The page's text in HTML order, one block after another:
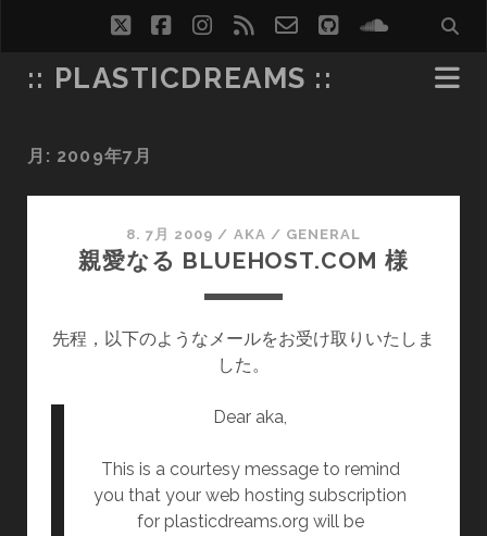
twitterfacebookinstagram
rss email-
form
github
:: PLASTICDREAMS ::
月: 2009年7月
8. 7月 2009 / AKA / GENERAL
親愛なる BLUEHOST.COM 様
先程，以下のようなメールをお受け取りいたしま
した。
Dear aka,
This is a courtesy message to remind
you that your web hosting subscription
for plasticdreams.org will be